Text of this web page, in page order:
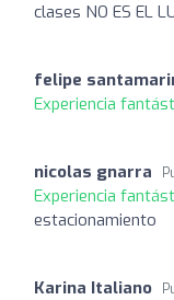
clases NO ES EL
felipe
Experiencia
nicolas gnarra
Experiencia
estacionamiento
Karina Italiano